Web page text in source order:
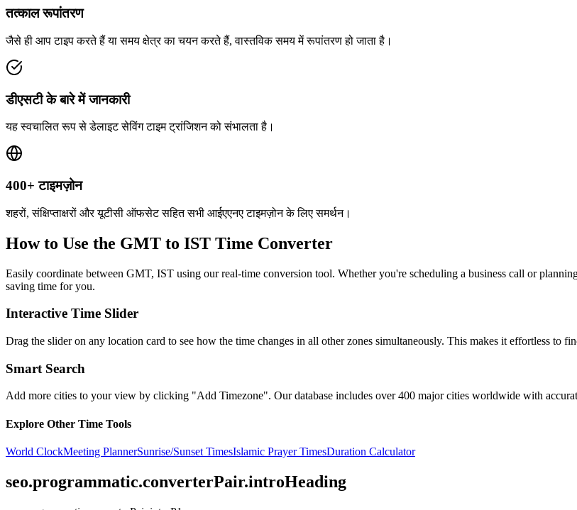
तत्काल रूपांतरण
जैसे ही आप टाइप करते हैं या समय क्षेत्र का चयन करते हैं, वास्तविक समय में रूपांतरण हो जाता है।
डीएसटी के बारे में जानकारी
यह स्वचालित रूप से डेलाइट सेविंग टाइम ट्रांजिशन को संभालता है।
400+ टाइमज़ोन
शहरों, संक्षिप्ताक्षरों और यूटीसी ऑफसेट सहित सभी आईएएनए टाइमज़ोन के लिए समर्थन।
How to Use the GMT to IST Time Converter
Easily coordinate between GMT, IST using our real-time conversion tool. Whether you're scheduling a business call or
saving time for you.
Interactive Time Slider
Drag the slider on any location card to see how the time changes in all other zones simultaneously. This makes it effortless to
Smart Search
Add more cities to your view by clicking "Add Timezone". Our database includes over 400 major cities worldwide with
Explore Other Time Tools
World ClockMeeting PlannerSunrise/Sunset TimesIslamic Prayer TimesDuration Calculator
seo.programmatic.converterPair.introHeading